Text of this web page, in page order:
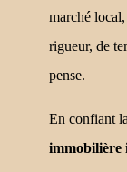
marché
rigueur, de
pense.
En confiant
immobilière